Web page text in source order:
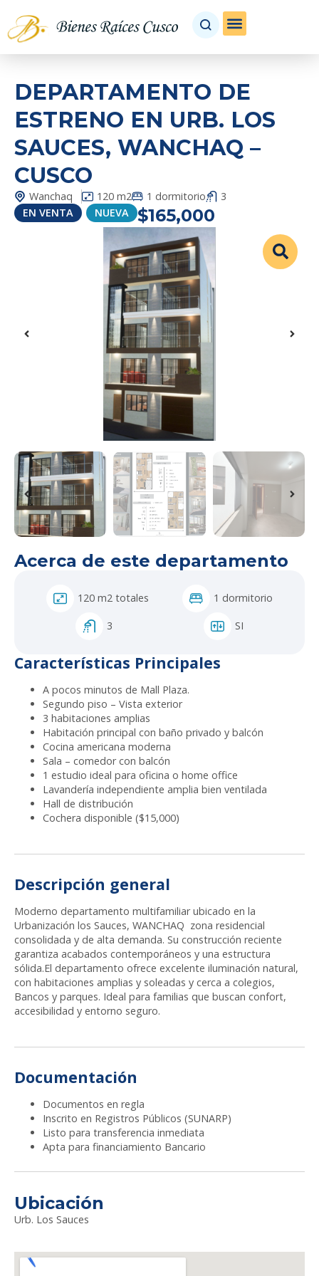
DEPARTAMENTO DE
ESTRENO EN URB. LOS
SAUCES, WANCHAQ –
CUSCO
Wanchaq 120 m2 1 dormitorio
3
EN VENTA NUEVA $165,000
Acerca de este departamento
120 m2 totales 1 dormitorio
3 SI
Características Principales
A pocos minutos de Mall Plaza.
Segundo piso – Vista exterior
3 habitaciones amplias
Habitación principal con baño privado y balcón
Cocina americana moderna
Sala – comedor con balcón
1 estudio ideal para oficina o home office
Lavandería independiente amplia bien ventilada
Hall de distribución
Cochera disponible ($15,000)
Descripción general
Moderno departamento multifamiliar ubicado en la
Urbanización los Sauces, WANCHAQ zona residencial
consolidada y de alta demanda. Su construcción reciente
garantiza acabados contemporáneos y una estructura
sólida.El departamento ofrece excelente iluminación natural,
con habitaciones amplias y soleadas y cerca a colegios,
Bancos y parques. Ideal para familias que buscan confort,
accesibilidad y entorno seguro.
Documentación
Documentos en regla
Inscrito en Registros Públicos (SUNARP)
Listo para transferencia inmediata
Apta para financiamiento Bancario
Ubicación
Urb. Los Sauces